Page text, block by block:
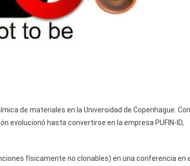
de materiales en la Universidad de Copenhague. Con
evolucionó hasta convertirse en la empresa PUFIN-ID,
físicamente no clonables) en una conferencia en